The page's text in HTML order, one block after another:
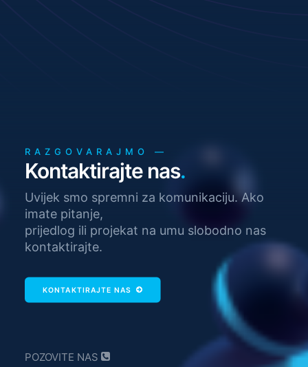
RAZGOVARAJMO —
Kontaktirajte nas.
Uvijek smo spremni za komunikaciju. Ako
imate pitanje,
prijedlog ili projekat na umu slobodno nas
kontaktirajte.
KONTAKTIRAJTE NAS
POZOVITE NAS